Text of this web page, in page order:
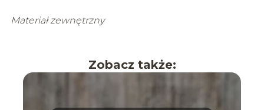
Materiał zewnętrzny
Zobacz także: